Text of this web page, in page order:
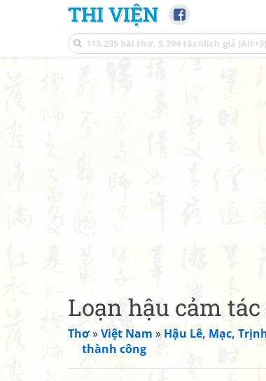
THI VIỆN
Loạn hậu cảm tác
Thơ»Việt Nam » Hậu Lê, Mạc,
thành công